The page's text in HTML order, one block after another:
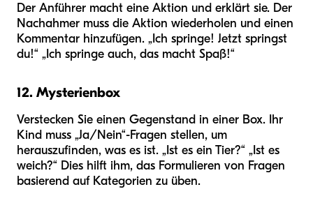
Der Anführer macht eine Aktion und erklärt sie. Der
Nachahmer muss die Aktion wiederholen und einen
Kommentar hinzufügen. „Ich springe! Jetzt springst
du!“ „Ich springe auch, das macht Spaß!“
12. Mysterienbox
Verstecken Sie einen Gegenstand in einer Box. Ihr
Kind muss „Ja/Nein“-Fragen stellen, um
herauszufinden, was es ist. „Ist es ein Tier?“ „Ist es
weich?“ Dies hilft ihm, das Formulieren von Fragen
basierend auf Kategorien zu üben.